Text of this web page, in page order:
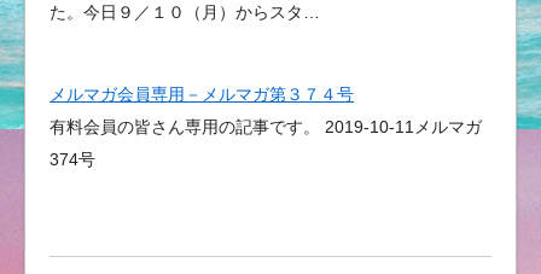
た。今日９／１０（月）からスタ…
メルマガ会員専用－メルマガ第３７４号
有料会員の皆さん専用の記事です。 2019-10-11メルマガ
374号